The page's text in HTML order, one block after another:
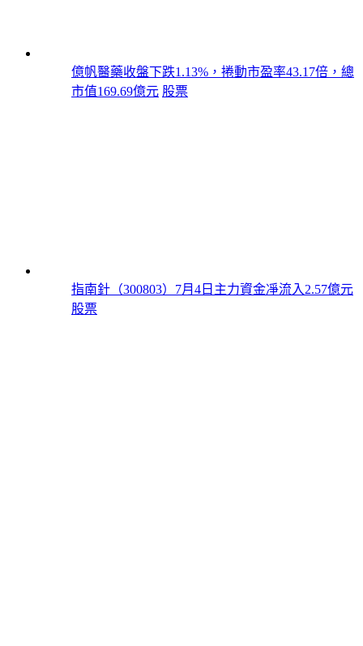
億帆醫藥收盤下跌1.13%，捲動市盈率43.17倍，總
市值169.69億元 股票
指南針（300803）7月4日主力資金凈流入2.57億元
股票